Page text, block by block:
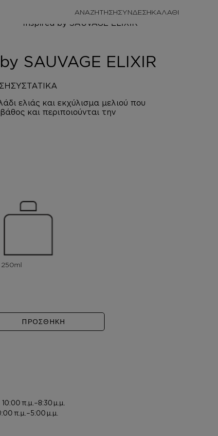
ΑΝΑΖΗΤΗΣΗΣΥΝΔΕΣΗ
ELIXIR
SAUVAGE ELIXIR
ΣΥΣΤΑΤΙΚΑ
ελιάς και εκχύλισμα μελιού που
και περιποιούνται την
ELIXIR ποσότητα
ΠΡΟΣΘΗΚΗ
10:00 π.μ.–8:30 μ.μ.
π.μ.–5:00 μ.μ.